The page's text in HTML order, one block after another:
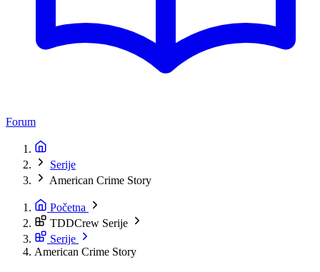
Forum
Serije
American Crime Story
Početna
TDDCrew Serije
Serije
American Crime Story